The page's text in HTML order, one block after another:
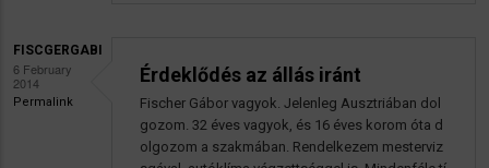
FISCGERGABI
6 February
2014
Permalink
Érdeklődés az állás iránt
Fischer Gábor vagyok. Jelenleg Ausztriában dol
gozom. 32 éves vagyok, és 16 éves korom óta d
olgozom a szakmában. Rendelkezem mesterviz